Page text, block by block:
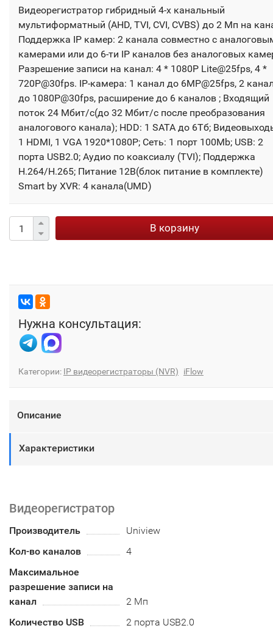
Видеорегистратор гибридный 4-х канальный
мультиформатный (AHD, TVI, CVI, CVBS) до 2 Мп на
Поддержка IP камер: 2 канала совместно с
камерами или до 6-ти IP каналов без аналоговых
Разрешение записи на канал: 4 * 1080P Lite@25fps, 4 *
720P@30fps. IP-камера: 1 канал до 6MP@25fps, 2
до 1080P@30fps, расширение до 6 каналов ; Входящий
поток 24 Мбит/с(до 32 Мбит/с после преобразования
аналогового канала); HDD: 1 SATA до 6Тб;
1 HDMI, 1 VGA 1920*1080P; Сеть: 1 порт 100Mb; USB: 2
порта USB2.0; Аудио по коаксиалу (TVI); Поддержка
H.264/H.265; Питание 12В(блок питание в комплекте)
Smart by XVR: 4 канала(UMD)
В корзину
Нужна консультация:
Категории: IP видеорегистраторы (NVR) iFlow
Описание
Характеристики
Видеорегистратор
Производитель
Uniview
Кол-во каналов
4
Максимальное
разрешение записи на
канал
2 Мп
Количество USB
2 порта USB2.0